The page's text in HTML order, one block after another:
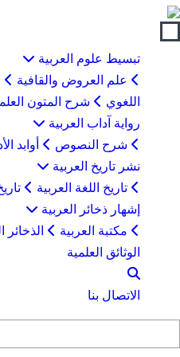
التخطي
المحتوىتبسيط علوم العربية
علم العروض والقافية
اللغوي
شرح المتون
رواية آداب العربية
شرح النصوص
أوابد
نشر تاريخ العربية
تاريخ اللغة العربية
إشهار ذخائر العربية
مكتبة العربية
الذخائر
الوثائق العلمية
الاتصال بنا